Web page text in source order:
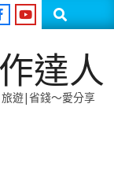
Search
達人
遊|省錢～愛分享